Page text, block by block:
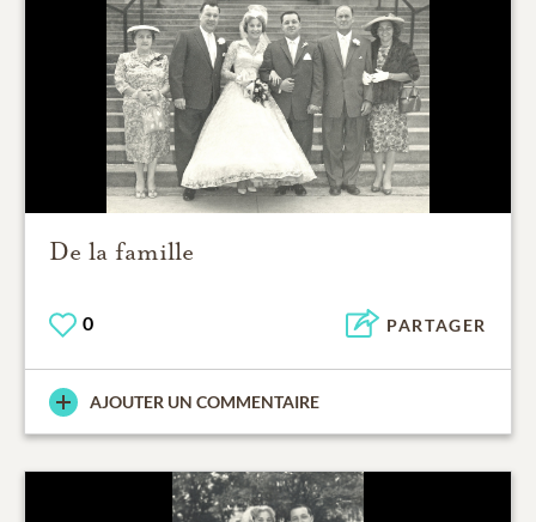
De la famille
0 PARTAGER
AJOUTER UN COMMENTAIRE